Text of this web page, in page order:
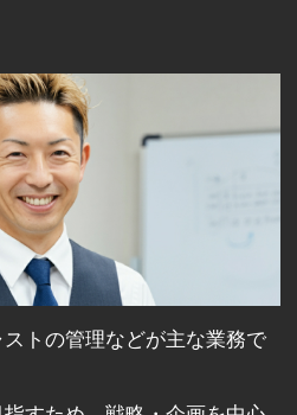
トの管理などが主な業務で